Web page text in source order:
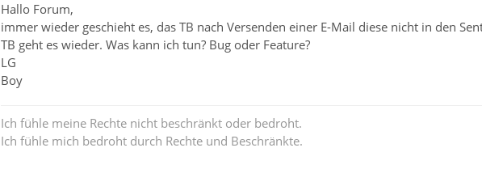
Hallo Forum,
immer wieder geschieht es, das TB nach Versenden einer E-Mail diese nicht in den
TB geht es wieder. Was kann ich tun? Bug oder Feature?
LG
Boy
Ich fühle meine Rechte nicht beschränkt oder bedroht.
Ich fühle mich bedroht durch Rechte und Beschränkte.